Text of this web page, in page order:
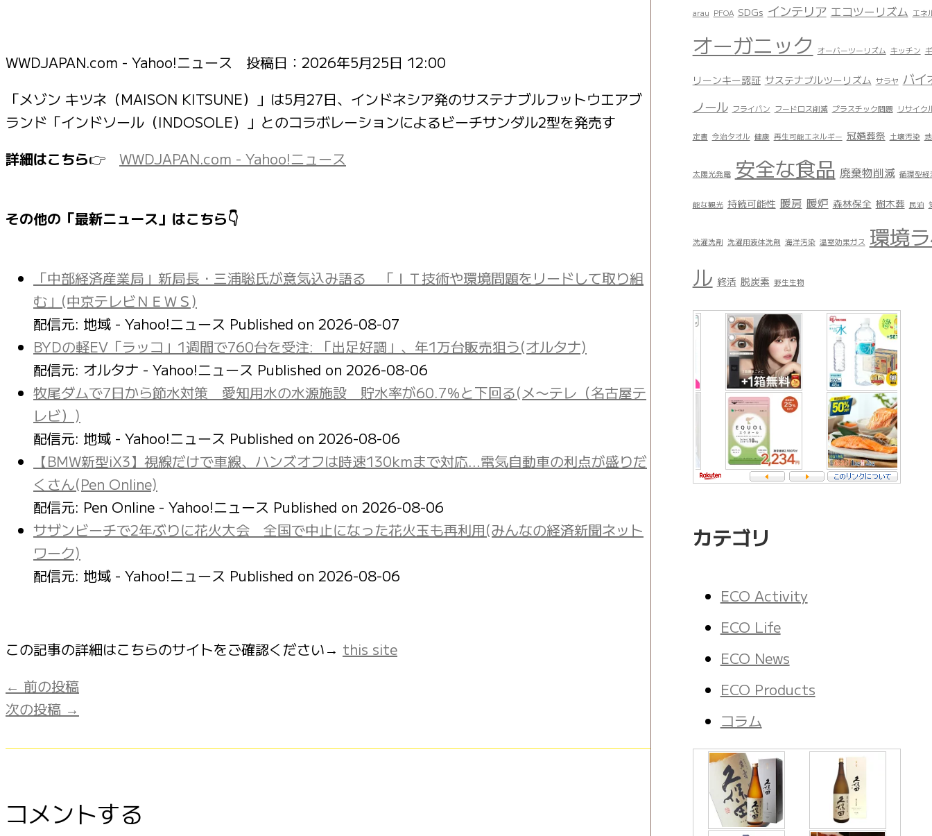
WWDJAPAN.com - Yahoo!ニュース 投稿日： 2026年5月25日 12:00
「メゾン キツネ（MAISON KITSUNE）」は5月27日、インドネシア発のサステナブルフットウエアブ
ランド「インドソール（INDOSOLE）」とのコラボレーションによるビーチサンダル2型を発売す
詳細はこちら👉 WWDJAPAN.com - Yahoo!ニュース
その他の「最新ニュース」はこちら👇
「中部経済産業局」新局長・三浦聡氏が意気込み語る 「ＩＴ技術や環境問題をリードして取り組
む」(中京テレビＮＥＷＳ)
配信元: 地域 - Yahoo!ニュース Published on 2026-08-07
BYDの軽EV「ラッコ」1週間で760台を受注: 「出足好調」、年1万台販売狙う(オルタナ)
配信元: オルタナ - Yahoo!ニュース Published on 2026-08-06
牧尾ダムで7日から節水対策 愛知用水の水源施設 貯水率が60.7％と下回る(メ〜テレ（名古屋テ
レビ）)
配信元: 地域 - Yahoo!ニュース Published on 2026-08-06
【BMW新型iX3】視線だけで車線、ハンズオフは時速130kmまで対応…電気自動車の利点が盛りだ
くさん(Pen Online)
配信元: Pen Online - Yahoo!ニュース Published on 2026-08-06
サザンビーチで2年ぶりに花火大会 全国で中止になった花火玉も再利用(みんなの経済新聞ネット
ワーク)
配信元: 地域 - Yahoo!ニュース Published on 2026-08-06
この記事の詳細はこちらのサイトをご確認ください→ this site
← 前の投稿
次の投稿 →
コメントする
arau PFOA SDGs インテリア エコツーリズム エネ
オーガニック オーバーツーリズム キッチン
リーンキー認証 サステナブルツーリズム サラヤ バイ
ノール フライパン フードロス削減 プラスチック問題 リサイク
定書 今治タオル 健康 再生可能エネルギー 冠婚葬祭 土壌汚染
太陽光発電 安全な食品 廃棄物削減 循環型経
能な観光 持続可能性 暖房 暖炉 森林保全 樹木葬 民泊
洗濯洗剤 洗濯用液体洗剤 海洋汚染 温室効果ガス 環境
ル 終活 脱炭素 野生生物
カテゴリ
ECO Activity
ECO Life
ECO News
ECO Products
コラム